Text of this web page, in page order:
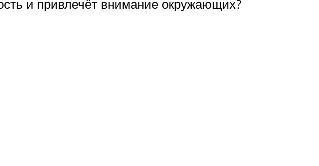
и привлечёт внимание окружающих?